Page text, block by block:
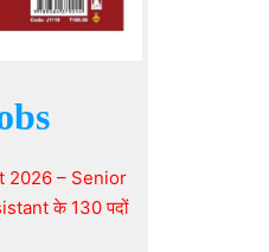
2026 – Senior
के 130 पदों